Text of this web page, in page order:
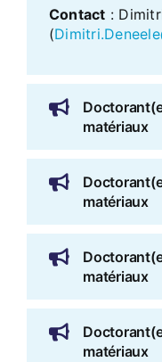
Contact :
(
matériaux
matériaux
matériaux
matériaux